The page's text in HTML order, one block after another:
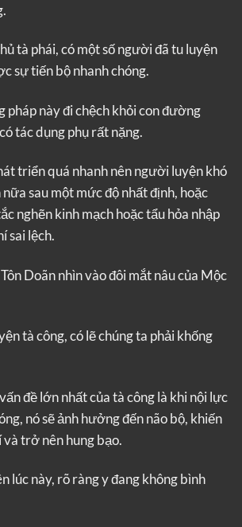
tà phái, có một số người đã tu luyện
sự tiến bộ nhanh chóng.
pháp này đi chệch khỏi con đường
tác dụng phụ rất nặng.
triển quá nhanh nên người luyện khó
sau một mức độ nhất định, hoặc
nghẽn kinh mạch hoặc tẩu hỏa nhập
sai lệch.
Doãn nhìn vào đôi mắt nâu của Mộc
tà công, có lẽ chúng ta phải khống
đề lớn nhất của tà công là khi nội lực
nó sẽ ảnh hưởng đến não bộ, khiến
trở nên hung bạo.
lúc này, rõ ràng y đang không bình